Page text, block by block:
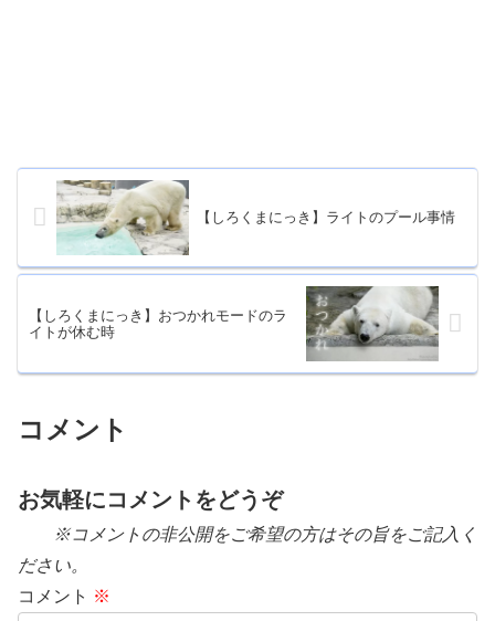
【しろくまにっき】ライトのプール事情
【しろくまにっき】おつかれモードのラ
イトが休む時
コメント
お気軽にコメントをどうぞ
※コメントの非公開をご希望の方はその旨をご記入く
ださい。
コメント ※